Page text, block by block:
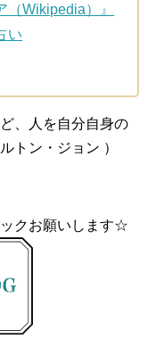
Wikipedia）』
い
、人を自分自身の
トン・ジョン ）
クお願いします☆